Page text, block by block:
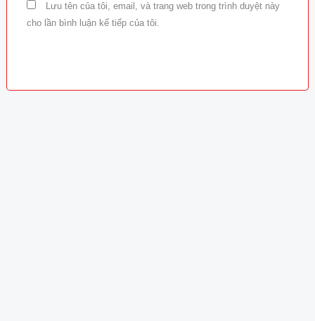
Lưu tên của tôi, email, và trang web trong trình duyệt này
cho lần bình luận kế tiếp của tôi.